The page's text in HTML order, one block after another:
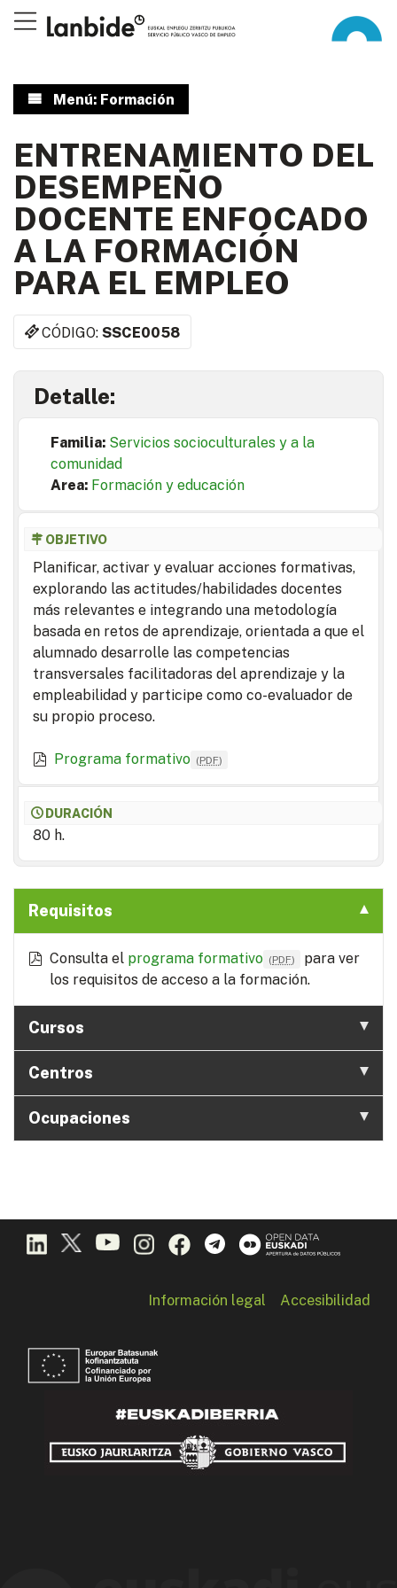
Menú: Formación
ENTRENAMIENTO DEL
DESEMPEÑO
DOCENTE ENFOCADO
A LA FORMACIÓN
PARA EL EMPLEO
CÓDIGO:SSCE0058
Detalle:
Familia: Servicios socioculturales y a la
comunidad
Area: Formación y educación
OBJETIVO
Planificar, activar y evaluar acciones formativas,
explorando las actitudes/habilidades docentes
más relevantes e integrando una metodología
basada en retos de aprendizaje, orientada a que el
alumnado desarrolle las competencias
transversales facilitadoras del aprendizaje y la
empleabilidad y participe como co-evaluador de
su propio proceso.
Programa formativo (PDF)
DURACIÓN
80 h.
Requisitos
Consulta el programa formativo (PDF)
para ver
los requisitos de acceso a la formación.
Cursos
Centros
Ocupaciones
Información legal Accesibilidad